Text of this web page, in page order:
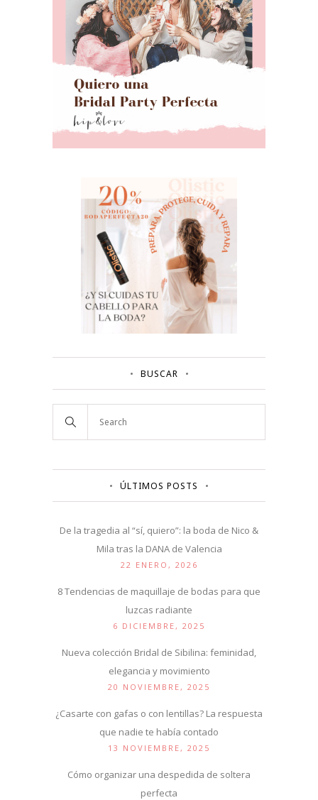
BUSCAR
ÚLTIMOS POSTS
De la tragedia al “sí, quiero”: la boda de Nico &
Mila tras la DANA de Valencia
22 ENERO, 2026
8 Tendencias de maquillaje de bodas para que
luzcas radiante
6 DICIEMBRE, 2025
Nueva colección Bridal de Sibilina: feminidad,
elegancia y movimiento
20 NOVIEMBRE, 2025
¿Casarte con gafas o con lentillas? La respuesta
que nadie te había contado
13 NOVIEMBRE, 2025
Cómo organizar una despedida de soltera
perfecta